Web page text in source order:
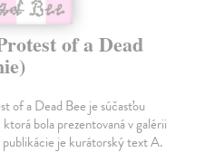
of a Dead
of a Dead Bee je súčasťou
bola prezentovaná v galérii
je kurátorský text A.